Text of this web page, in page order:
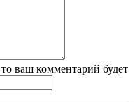
ваш комментарий будет